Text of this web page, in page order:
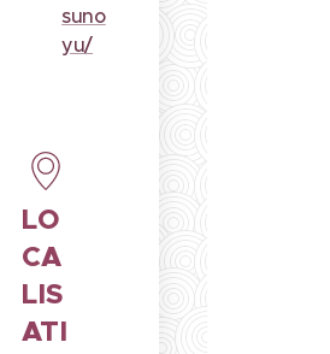
suno
yu/
LO
CA
LIS
ATI